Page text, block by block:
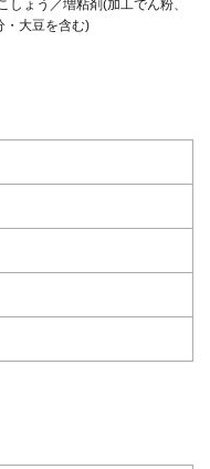
ょう／増粘剤(加工でん粉、
・大豆を含む)